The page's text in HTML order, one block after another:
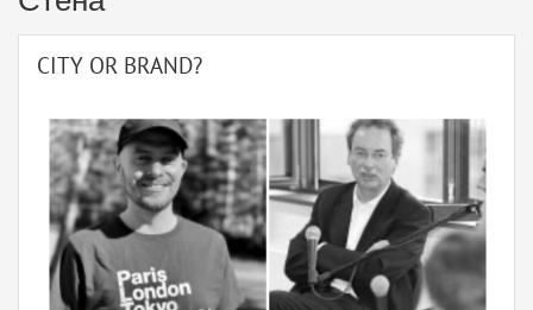
CITY OR BRAND?